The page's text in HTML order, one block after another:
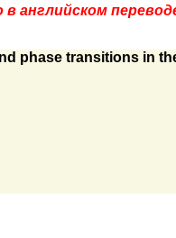
английском
phase transitions in